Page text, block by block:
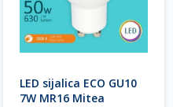
LED sijalica ECO GU10
7W MR16 Mitea